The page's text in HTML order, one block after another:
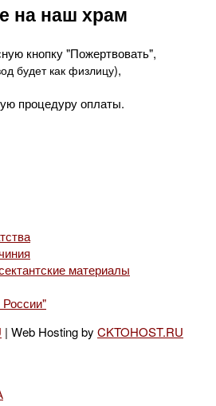
на наш храм
кнопку "Пожертвовать",
будет как физлицу),
процедуру оплаты.
материалы
| Web Hosting by CKTOHOST.RU